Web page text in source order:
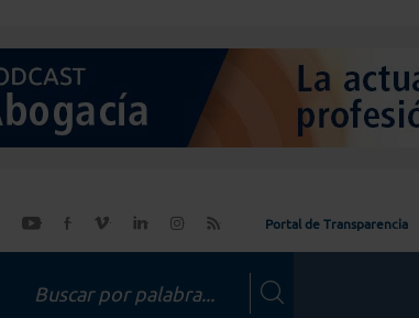
Portal de Transparencia